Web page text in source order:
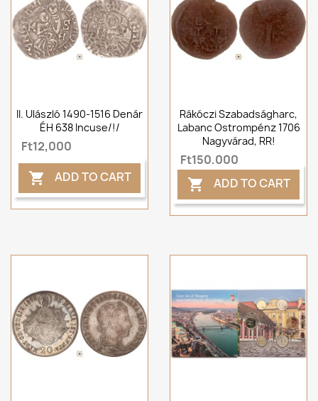
II. Ulászló 1490-1516 Denár
ÉH 638 Incuse/!/
Ft12,000
 ADD TO CART
Rákóczi Szabadságharc,
Labanc Ostrompénz 1706
Nagyvárad, RR!
Ft150,000
 ADD TO CART